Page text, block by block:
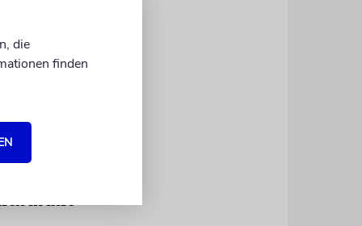
Euro
bis
dürfen
in ihre
die
finden